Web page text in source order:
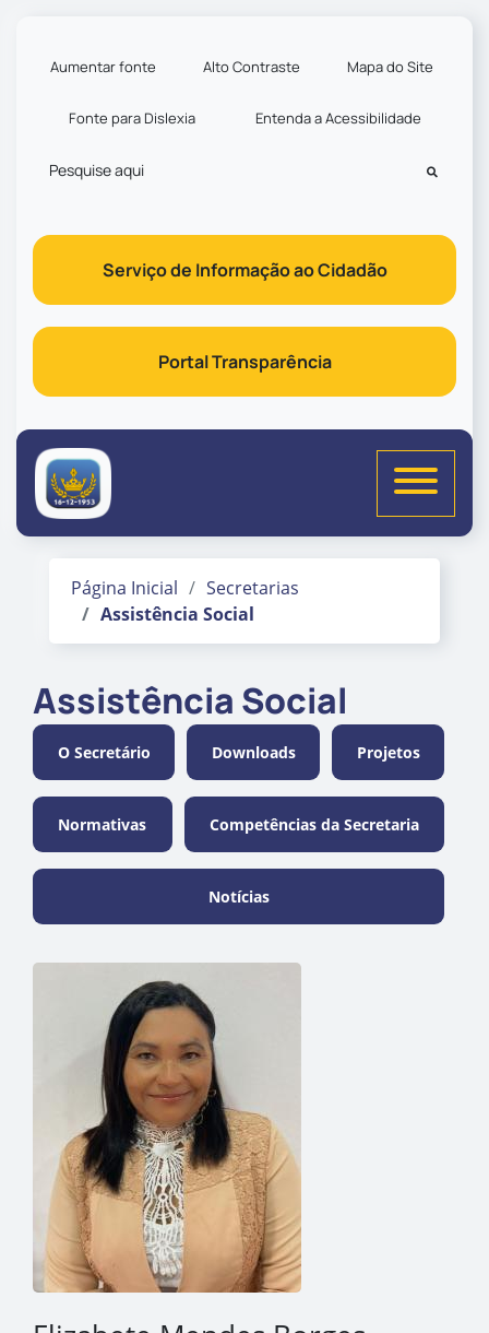
Ir para o menu [alt+2]
Ir para o rodapé [alt+4]
Aumentar fonte Alto Contraste Mapa do Site
Fonte para Dislexia Entenda a Acessibilidade
Pesquisar
Serviço de Informação ao Cidadão
Portal Transparência
Seção do menu principal
Página Inicial
Secretarias
Assistência Social
Assistência Social
O Secretário Downloads Projetos
Normativas Competências da Secretaria
Notícias